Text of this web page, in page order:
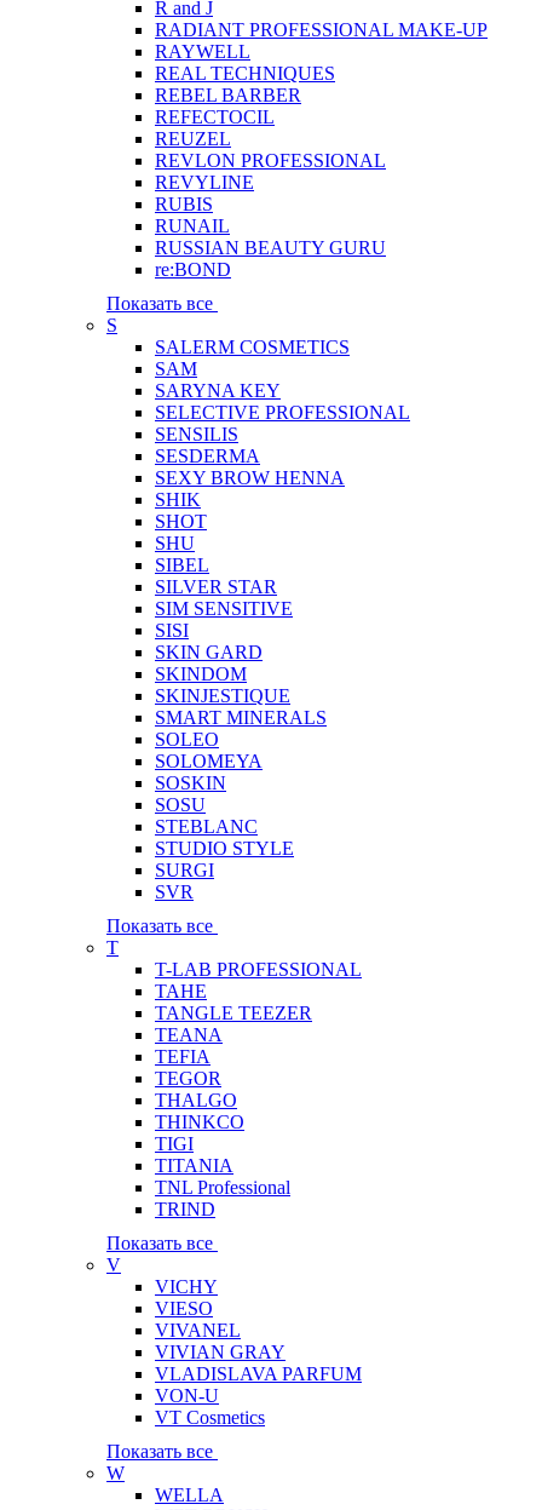
R and J
RADIANT PROFESSIONAL MAKE-UP
RAYWELL
REAL TECHNIQUES
REBEL BARBER
REFECTOCIL
REUZEL
REVLON PROFESSIONAL
REVYLINE
RUBIS
RUNAIL
RUSSIAN BEAUTY GURU
re:BOND
Показать все
S
SALERM COSMETICS
SAM
SARYNA KEY
SELECTIVE PROFESSIONAL
SENSILIS
SESDERMA
SEXY BROW HENNA
SHIK
SHOT
SHU
SIBEL
SILVER STAR
SIM SENSITIVE
SISI
SKIN GARD
SKINDOM
SKINJESTIQUE
SMART MINERALS
SOLEO
SOLOMEYA
SOSKIN
SOSU
STEBLANC
STUDIO STYLE
SURGI
SVR
Показать все
T
T-LAB PROFESSIONAL
TAHE
TANGLE TEEZER
TEANA
TEFIA
TEGOR
THALGO
THINKCO
TIGI
TITANIA
TNL Professional
TRIND
Показать все
V
VICHY
VIESO
VIVANEL
VIVIAN GRAY
VLADISLAVA PARFUM
VON-U
VT Cosmetics
Показать все
W
WELLA